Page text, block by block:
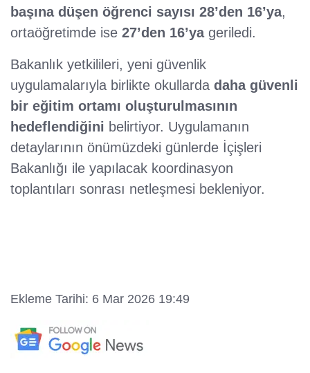
başına düşen öğrenci sayısı 28’den 16’ya,
ortaöğretimde ise 27’den 16’yageriledi.
Bakanlık yetkilileri, yeni güvenlik
uygulamalarıyla birlikte okullarda daha güvenli
bir eğitim ortamı oluşturulmasının
hedeflendiğini belirtiyor. Uygulamanın
detaylarının önümüzdeki günlerde İçişleri
Bakanlığı ile yapılacak koordinasyon
toplantıları sonrası netleşmesi bekleniyor.
Ekleme Tarihi: 6 Mar 2026 19:49